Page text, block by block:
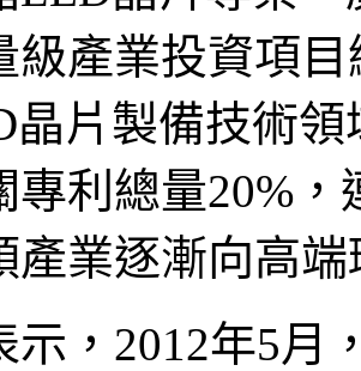
級產業投資項
晶片製備技術
專利總量20%
產業逐漸向高
示，2012年5月